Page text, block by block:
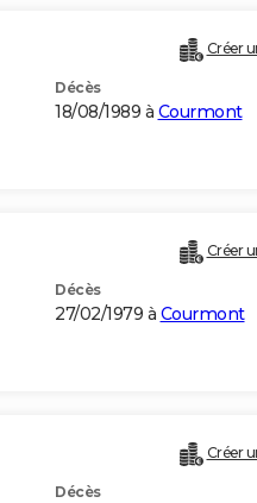
Créer
Décès
18/08/1989 à Courmont
Créer
Décès
27/02/1979 à Courmont
Créer
Décès